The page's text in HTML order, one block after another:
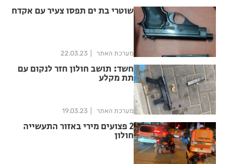
שוטרי בת ים תפסו צעיר עם אקדח
מערכת האתר 22.03.23
חשד: תושב חולון חזר לנקום עם
תת מקלע
מערכת האתר 19.03.23
2 פצועים מירי באזור התעשייה
חולון